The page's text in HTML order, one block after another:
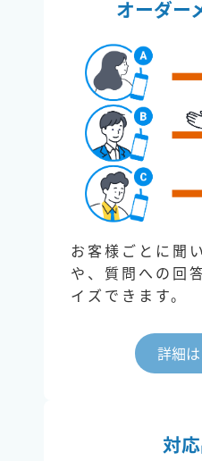
オーダー
お客様ごとに聞
や、質問への回
イズできます。
詳細
対